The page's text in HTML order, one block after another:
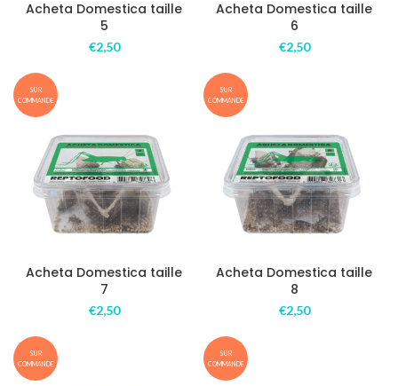
Acheta Domestica taille
5
€2,50
Acheta Domestica taille
6
€2,50
SUR
COMMANDE
Acheta Domestica taille
7
€2,50
SUR
COMMANDE
Acheta Domestica taille
8
€2,50
SUR
COMMANDE
SUR
COMMANDE